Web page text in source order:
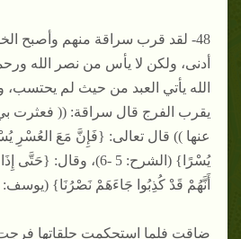
48- لقد قرب سراقة منهم وأصبح
أدنى، ولكن لا يأس من نصر الله
الله يأتي العبد من حيث لم يحتسب،
يقرب الفرج قال سراقة: ((
عنها )) قال تعالى: {فَإِنَّ مَعَ العُسْرِ
يُسْرًا} (الشرح: 5 -6)،
أَنَّهُمْ قَدْ كُذِبُوا جَاءَهَمْ نَصْرُنَا} (يوسف: 110).
ضاقت فلما استحكمت